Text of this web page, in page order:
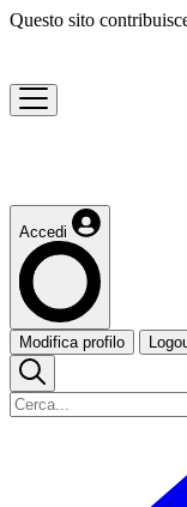
Questo sito
Accedi
Modifica profilo